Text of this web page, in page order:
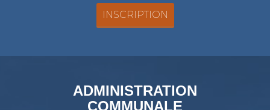
ADMINISTRATION
COMMUNALE